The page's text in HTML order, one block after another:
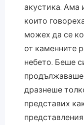
акустика. Ама
които
можех да се
от каменните
небето. Беше
продължаваше
дразнеше
представих